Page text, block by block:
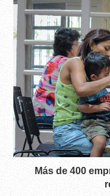
Más de 400